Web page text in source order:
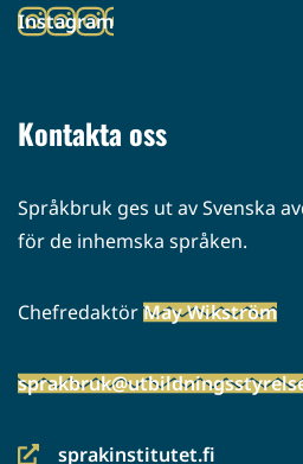
palveluun)
Instagram
(siirryt
Kontakta oss
Språkbruk ges ut av Svenska
för de inhemska språken.
ChefredaktörMay Wikström
sprakinstitutet.fi